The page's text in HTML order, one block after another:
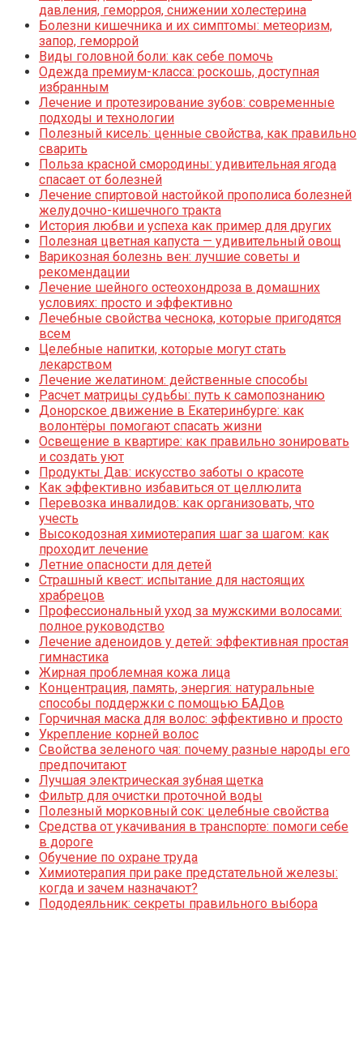
давления, геморроя, снижении холестерина
Болезни кишечника и их симптомы: метеоризм,
запор, геморрой
Виды головной боли: как себе помочь
Одежда премиум-класса: роскошь, доступная
избранным
Лечение и протезирование зубов: современные
подходы и технологии
Полезный кисель: ценные свойства, как правильно
сварить
Польза красной смородины: удивительная ягода
спасает от болезней
Лечение спиртовой настойкой прополиса болезней
желудочно-кишечного тракта
История любви и успеха как пример для других
Полезная цветная капуста — удивительный овощ
Варикозная болезнь вен: лучшие советы и
рекомендации
Лечение шейного остеохондроза в домашних
условиях: просто и эффективно
Лечебные свойства чеснока, которые пригодятся
всем
Целебные напитки, которые могут стать
лекарством
Лечение желатином: действенные способы
Расчет матрицы судьбы: путь к самопознанию
Донорское движение в Екатеринбурге: как
волонтёры помогают спасать жизни
Освещение в квартире: как правильно зонировать
и создать уют
Продукты Дав: искусство заботы о красоте
Как эффективно избавиться от целлюлита
Перевозка инвалидов: как организовать, что
учесть
Высокодозная химиотерапия шаг за шагом: как
проходит лечение
Летние опасности для детей
Страшный квест: испытание для настоящих
храбрецов
Профессиональный уход за мужскими волосами:
полное руководство
Лечение аденоидов у детей: эффективная простая
гимнастика
Жирная проблемная кожа лица
Концентрация, память, энергия: натуральные
способы поддержки с помощью БАДов
Горчичная маска для волос: эффективно и просто
Укрепление корней волос
Свойства зеленого чая: почему разные народы его
предпочитают
Лучшая электрическая зубная щетка
Фильтр для очистки проточной воды
Полезный морковный сок: целебные свойства
Средства от укачивания в транспорте: помоги себе
в дороге
Обучение по охране труда
Химиотерапия при раке предстательной железы:
когда и зачем назначают?
Пододеяльник: секреты правильного выбора